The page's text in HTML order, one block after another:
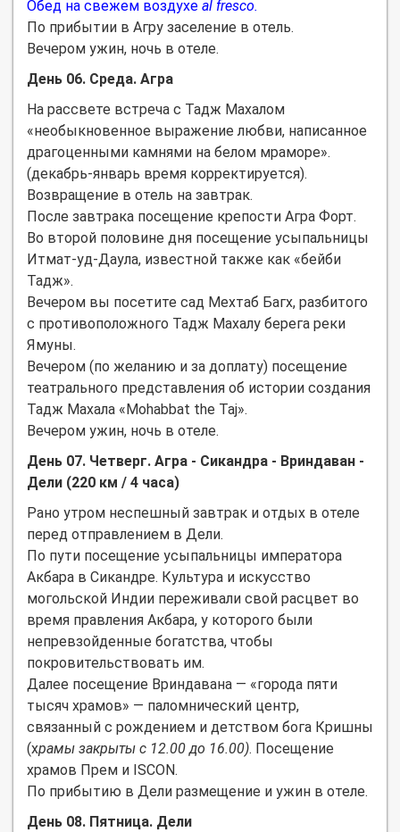
Обед на свежем воздухе al fresco.
По прибытии в Агру заселение в отель.
Вечером ужин, ночь в отеле.
День 06. Среда. Агра
На рассвете встреча с Тадж Махалом
«необыкновенное выражение любви, написанное
драгоценными камнями на белом мраморе».
(декабрь-январь время корректируется).
Возвращение в отель на завтрак.
После завтрака посещение крепости Агра Форт.
Во второй половине дня посещение усыпальницы
Итмат-уд-Даула, известной также как «бейби
Тадж».
Вечером вы посетите сад Мехтаб Багх, разбитого
с противоположного Тадж Махалу берега реки
Ямуны.
Вечером (по желанию и за доплату) посещение
театрального представления об истории создания
Тадж Махала «Mohabbat the Taj».
Вечером ужин, ночь в отеле.
День 07. Четверг. Агра - Сикандра - Вриндаван -
Дели (220 км / 4 часа)
Рано утром неспешный завтрак и отдых в отеле
перед отправлением в Дели.
По пути посещение усыпальницы императора
Акбара в Сикандре. Культура и искусство
могольской Индии переживали свой расцвет во
время правления Акбара, у которого были
непревзойденные богатства, чтобы
покровительствовать им.
Далее посещение Вриндавана — «города пяти
тысяч храмов» — паломнический центр,
связанный с рождением и детством бога Кришны
(храмы закрыты с 12.00 до 16.00). Посещение
храмов Прем и ISCON.
По прибытию в Дели размещение и ужин в отеле.
День 08. Пятница. Дели